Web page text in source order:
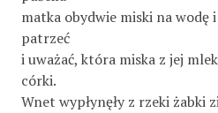
matka obydwie miski na wodę
patrzeć
i uważać, która miska z jej
córki.
Wnet wypłynęły z rzeki żabki